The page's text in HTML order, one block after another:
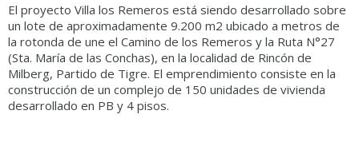
El proyecto Villa los Remeros está siendo desarrollado sobre
un lote de aproximadamente 9.200 m2 ubicado a metros de
la rotonda de une el Camino de los Remeros y la Ruta N°27
(Sta. María de las Conchas), en la localidad de Rincón de
Milberg, Partido de Tigre. El emprendimiento consiste en la
construcción de un complejo de 150 unidades de vivienda
desarrollado en PB y 4 pisos.